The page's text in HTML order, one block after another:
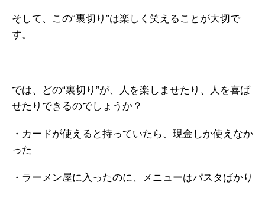
そして、この“裏切り”は楽しく笑えることが大切で
す。
では、どの“裏切り”が、人を楽しませたり、人を喜ば
せたりできるのでしょうか？
・カードが使えると持っていたら、現金しか使えなか
った
・ラーメン屋に入ったのに、メニューはパスタばかり